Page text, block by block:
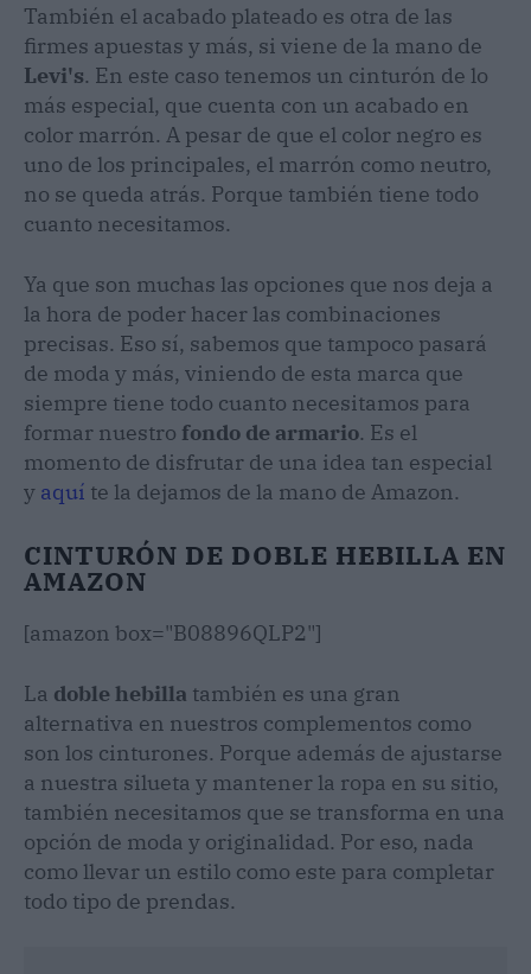
También el acabado plateado es otra de las
firmes apuestas y más, si viene de la mano de
Levi's. En este caso tenemos un cinturón de lo
más especial, que cuenta con un acabado en
color marrón. A pesar de que el color negro es
uno de los principales, el marrón como neutro,
no se queda atrás. Porque también tiene todo
cuanto necesitamos.
Ya que son muchas las opciones que nos deja a
la hora de poder hacer las combinaciones
precisas. Eso sí, sabemos que tampoco pasará
de moda y más, viniendo de esta marca que
siempre tiene todo cuanto necesitamos para
formar nuestro fondo de armario. Es el
momento de disfrutar de una idea tan especial
y aquí te la dejamos de la mano de Amazon.
CINTURÓN DE DOBLE HEBILLA EN
AMAZON
[amazon box="B08896QLP2"]
La doble hebilla también es una gran
alternativa en nuestros complementos como
son los cinturones. Porque además de ajustarse
a nuestra silueta y mantener la ropa en su sitio,
también necesitamos que se transforma en una
opción de moda y originalidad. Por eso, nada
como llevar un estilo como este para completar
todo tipo de prendas.